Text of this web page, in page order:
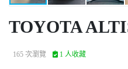
TOYOTA
165 次瀏覽 1 人收藏